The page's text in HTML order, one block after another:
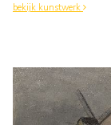
bekijk kunstwerk